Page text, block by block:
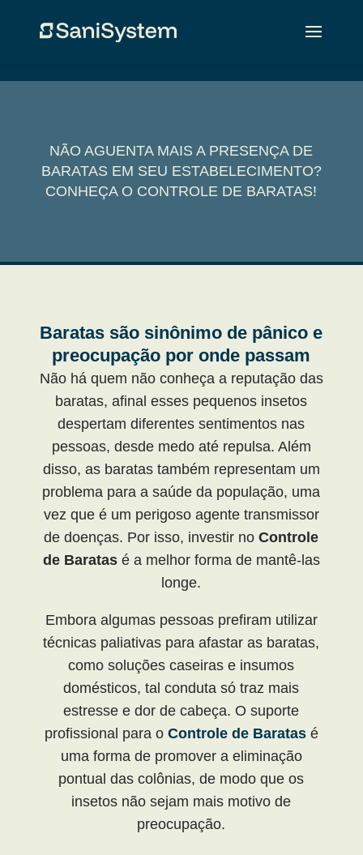
NÃO AGUENTA MAIS A PRESENÇA DE
BARATAS EM SEU ESTABELECIMENTO?
CONHEÇA O CONTROLE DE BARATAS!
Baratas são sinônimo de pânico e
preocupação por onde passam
Não há quem não conheça a reputação das
baratas, afinal esses pequenos insetos
despertam diferentes sentimentos nas
pessoas, desde medo até repulsa. Além
disso, as baratas também representam um
problema para a saúde da população, uma
vez que é um perigoso agente transmissor
de doenças. Por isso, investir noControle
de Baratasé a melhor forma de mantê-las
longe.
Embora algumas pessoas prefiram utilizar
técnicas paliativas para afastar as baratas,
como soluções caseiras e insumos
domésticos, tal conduta só traz mais
estresse e dor de cabeça. O suporte
profissional para o Controle de Baratasé
uma forma de promover a eliminação
pontual das colônias, de modo que os
insetos não sejam mais motivo de
preocupação.